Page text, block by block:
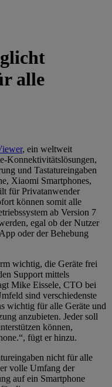
alle
, ein weltweit
Konnektivitätslösungen,
und Tastatureingaben
Xiaomi Smartphones,
für Privatanwender
können somit alle
ab Version 7
egal ob der Nutzer
oder der Behebung
wichtig, die Geräte frei
Support mittels
Mike Eissele, CTO bei
sind verschiedenste
wichtig für alle Geräte und
anzubieten. Jeder soll
können,
fügt er hinzu.
nicht für alle
volle Umfang der
auf ein Smartphone